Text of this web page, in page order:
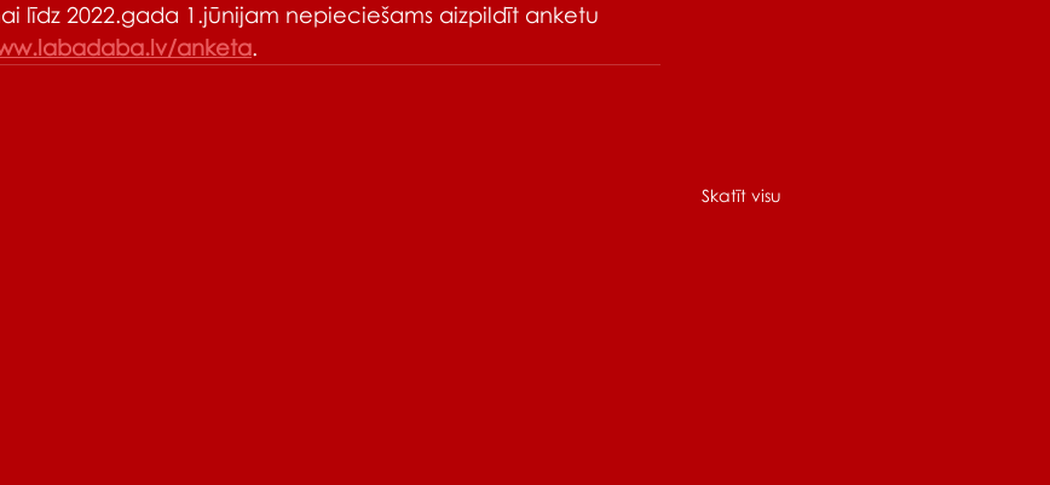
līdz 2022.gada 1.jūnijam nepieciešams aizpildīt anketu
anketa.
Skatīt visu